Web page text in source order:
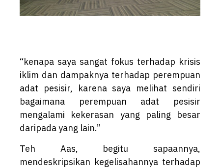
“kenapa saya sangat fokus terhadap krisis
iklim dan dampaknya terhadap perempuan
adat pesisir, karena saya melihat sendiri
bagaimana perempuan adat pesisir
mengalami kekerasan yang paling besar
daripada yang lain.”
Teh Aas, begitu sapaannya,
mendeskripsikan kegelisahannya terhadap